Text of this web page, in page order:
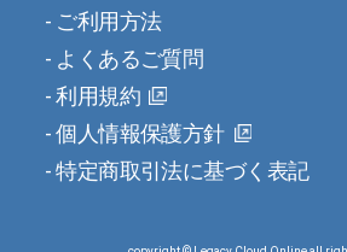
ご利用方法
よくあるご質問
利用規約
個人情報保護方針
特定商取引法に基づく表記